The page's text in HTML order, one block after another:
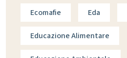
Ecomafie Eda
Educazione Alimentare